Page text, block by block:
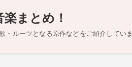
まとめ！
・ルーツとなる原作などをご紹介していま